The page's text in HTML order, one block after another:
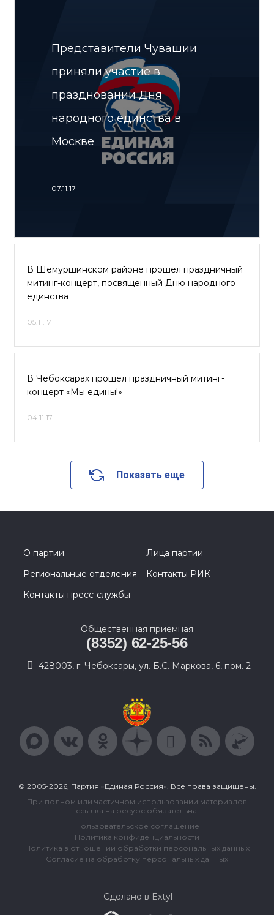
Представители Чувашии
приняли участие в
праздновании Дня
народного единства в
Москве
07.11.17
В Шемуршинском районе прошел праздничный
митинг-концерт, посвященный Дню народного
единства
05.11.17
В Чебоксарах прошел праздничный митинг-
концерт «Мы едины!»
04.11.17
Показать еще
О партии
Лица партии
Региональные отделения
Контакты РИК
Контакты пресс-службы
Общественная приемная
(8352) 62-25-56
428003, г. Чебоксары, ул. Б.С. Маркова, 6, пом. 2
© 2005-2026, Партия «Единая Россия». Все права защищены.
При полном или частичном использовании материалов
ссылка на ресурс обязательна.
Пользовательское соглашение
Политика конфиденциальности
Политика в отношении обработки персональных данных
Согласие на обработку персональных данных
Сделано в Extyl